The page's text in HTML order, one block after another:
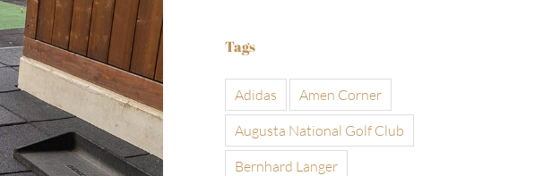
Tags
Adidas
Amen Corner
Augusta National Golf Club
Bernhard Langer